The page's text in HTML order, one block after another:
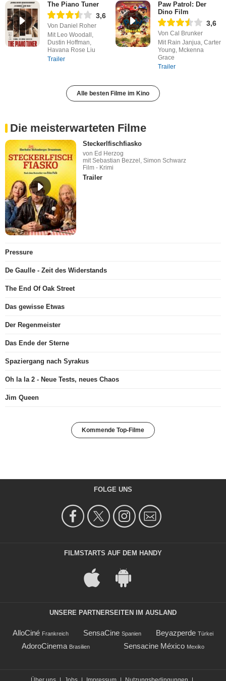
The Piano Tuner
3,6
Von Daniel Roher
Mit Leo Woodall,
Dustin Hoffman,
Havana Rose Liu
Trailer
Paw Patrol: Der
Dino Film
3,6
Von Cal Brunker
Mit Rain Janjua, Carter
Young, Mckenna
Grace
Trailer
Alle besten Filme im Kino
Die meisterwarteten Filme
Steckerlfischfiasko
von Ed Herzog
mit Sebastian Bezzel, Simon Schwarz
Film - Krimi
Trailer
Pressure
De Gaulle - Zeit des Widerstands
The End Of Oak Street
Das gewisse Etwas
Der Regenmeister
Das Ende der Sterne
Spaziergang nach Syrakus
Oh la la 2 - Neue Tests, neues Chaos
Jim Queen
Kommende Top-Filme
FOLGE UNS
FILMSTARTS AUF DEM HANDY
UNSERE PARTNERSEITEN IM AUSLAND
AlloCiné Frankreich SensaCine Spanien Beyazperde Türkei
AdoroCinema Brasilien Sensacine México Mexiko